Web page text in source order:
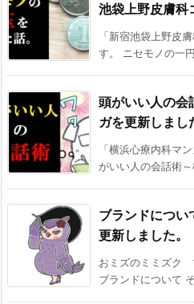
池袋上野皮膚科
「新宿池袋上野皮
す。 ニセモノの一
頭がいい人の会
ガを更新しまし
「横浜心療内科マ
がいい人の会話術
ブランドについ
更新しました。
おミズのミミズク
ブランドについて